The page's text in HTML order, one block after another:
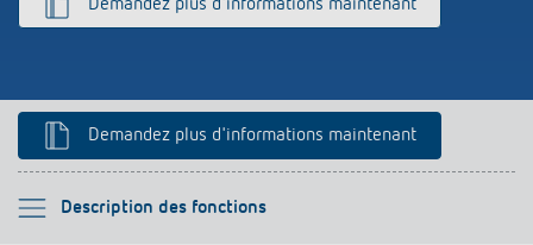
Demandez plus d'informations maintenant
Demandez plus d'informations maintenant
Description des fonctions
Veuillez sélectionner